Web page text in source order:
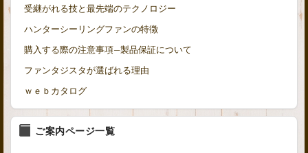
受継がれる技と最先端のテクノロジー
ハンターシーリングファンの特徴
購入する際の注意事項—製品保証について
ファンタジスタが選ばれる理由
ｗｅｂカタログ
ご案内ページ一覧